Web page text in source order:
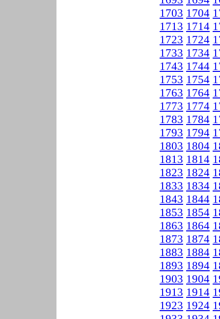
1703 1704
1713 1714
1723 1724
1733 1734
1743 1744
1753 1754
1763 1764
1773 1774
1783 1784
1793 1794
1803 1804
1813 1814
1823 1824
1833 1834
1843 1844
1853 1854
1863 1864
1873 1874
1883 1884
1893 1894
1903 1904
1913 1914
1923 1924